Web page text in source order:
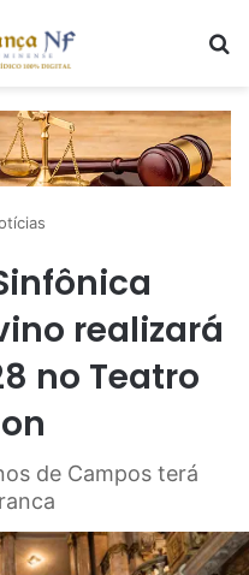
realizará
no Teatro
de Campos terá